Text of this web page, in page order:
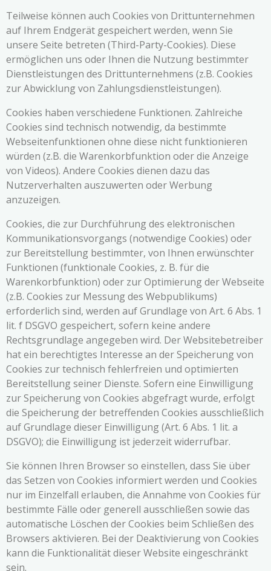
Teilweise können auch Cookies von Drittunternehmen
auf Ihrem Endgerät gespeichert werden, wenn Sie
unsere Seite betreten (Third-Party-Cookies). Diese
ermöglichen uns oder Ihnen die Nutzung bestimmter
Dienstleistungen des Drittunternehmens (z.B. Cookies
zur Abwicklung von Zahlungsdienstleistungen).
Cookies haben verschiedene Funktionen. Zahlreiche
Cookies sind technisch notwendig, da bestimmte
Webseitenfunktionen ohne diese nicht funktionieren
würden (z.B. die Warenkorbfunktion oder die Anzeige
von Videos). Andere Cookies dienen dazu das
Nutzerverhalten auszuwerten oder Werbung
anzuzeigen.
Cookies, die zur Durchführung des elektronischen
Kommunikationsvorgangs (notwendige Cookies) oder
zur Bereitstellung bestimmter, von Ihnen erwünschter
Funktionen (funktionale Cookies, z. B. für die
Warenkorbfunktion) oder zur Optimierung der Webseite
(z.B. Cookies zur Messung des Webpublikums)
erforderlich sind, werden auf Grundlage von Art. 6 Abs. 1
lit. f DSGVO gespeichert, sofern keine andere
Rechtsgrundlage angegeben wird. Der Websitebetreiber
hat ein berechtigtes Interesse an der Speicherung von
Cookies zur technisch fehlerfreien und optimierten
Bereitstellung seiner Dienste. Sofern eine Einwilligung
zur Speicherung von Cookies abgefragt wurde, erfolgt
die Speicherung der betreffenden Cookies ausschließlich
auf Grundlage dieser Einwilligung (Art. 6 Abs. 1 lit. a
DSGVO); die Einwilligung ist jederzeit widerrufbar.
Sie können Ihren Browser so einstellen, dass Sie über
das Setzen von Cookies informiert werden und Cookies
nur im Einzelfall erlauben, die Annahme von Cookies für
bestimmte Fälle oder generell ausschließen sowie das
automatische Löschen der Cookies beim Schließen des
Browsers aktivieren. Bei der Deaktivierung von Cookies
kann die Funktionalität dieser Website eingeschränkt
sein.